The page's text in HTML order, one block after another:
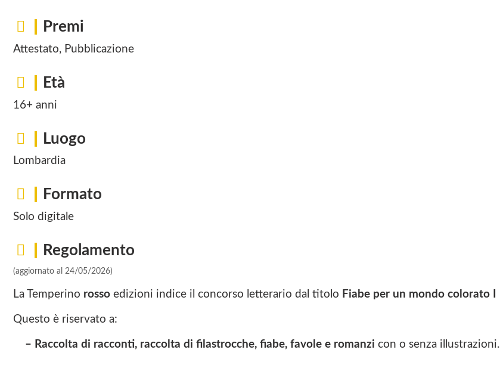
Premi
Attestato, Pubblicazione
Età
16+ anni
Luogo
Lombardia
Formato
Solo digitale
Regolamento
(aggiornato al 24/05/2026)
La Temperino rosso edizioni indice il concorso letterario dal titolo Fiabe per un mondo colorato I
Questo è riservato a:
– Raccolta di racconti, raccolta di filastrocche, fiabe, favole e romanzi con o senza illustrazioni.